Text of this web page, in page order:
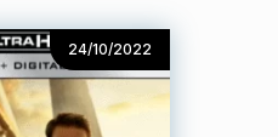
24/10/2022